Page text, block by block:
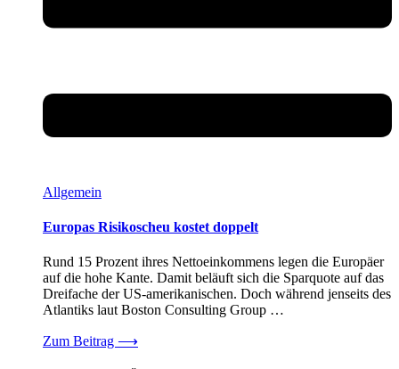
Allgemein
Europas Risikoscheu kostet doppelt
Rund 15 Prozent ihres Nettoeinkommens legen die Europäer
auf die hohe Kante. Damit beläuft sich die Sparquote auf das
Dreifache der US-amerikanischen. Doch während jenseits des
Atlantiks laut Boston Consulting Group …
Zum Beitrag ⟶